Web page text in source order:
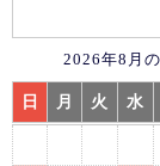
2026年8月
日 月 火 水